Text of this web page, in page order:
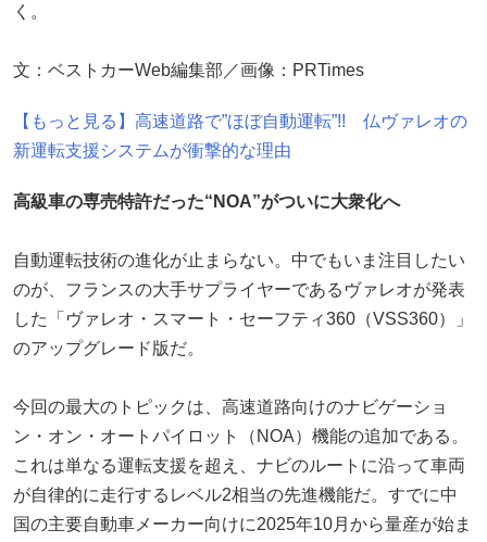
く。
文：ベストカーWeb編集部／画像：PRTimes
【もっと見る】高速道路で”ほぼ自動運転”!! 仏ヴァレオの
新運転支援システムが衝撃的な理由
高級車の専売特許だった“NOA”がついに大衆化へ
自動運転技術の進化が止まらない。中でもいま注目したい
のが、フランスの大手サプライヤーであるヴァレオが発表
した「ヴァレオ・スマート・セーフティ360（VSS360）」
のアップグレード版だ。
今回の最大のトピックは、高速道路向けのナビゲーショ
ン・オン・オートパイロット（NOA）機能の追加である。
これは単なる運転支援を超え、ナビのルートに沿って車両
が自律的に走行するレベル2相当の先進機能だ。すでに中
国の主要自動車メーカー向けに2025年10月から量産が始ま